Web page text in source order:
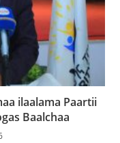
ilaalama Paartii
Baalchaa